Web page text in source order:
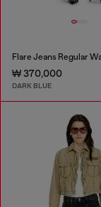
₩ 370,000
DARK BLUE